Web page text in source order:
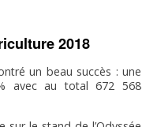
2018
un beau succès : une
avec au total 672 568